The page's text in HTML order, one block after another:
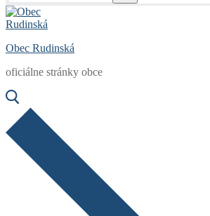
Obec Rudinská
oficiálne stránky obce